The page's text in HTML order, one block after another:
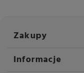
Zakupy
Informacje